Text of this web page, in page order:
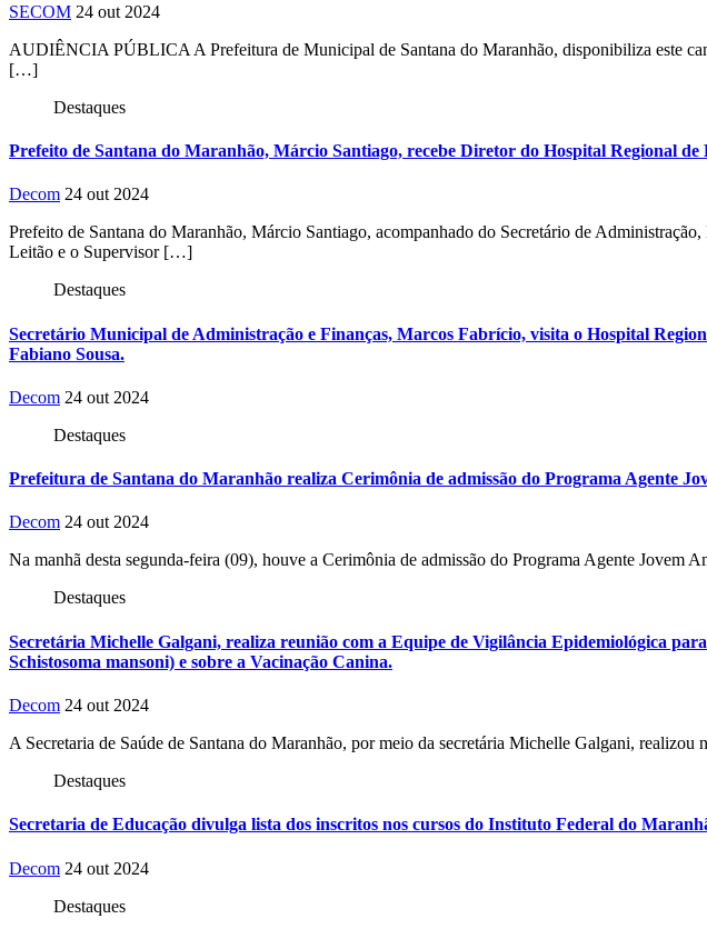
SECOM 24 out 2024
AUDIÊNCIA PÚBLICA A Prefeitura de Municipal de Santana do Maranhão, disponibiliza este
[…]
Destaques
Prefeito de Santana do Maranhão, Márcio Santiago, recebe Diretor do Hospital Regional
Decom 24 out 2024
Prefeito de Santana do Maranhão, Márcio Santiago, acompanhado do Secretário de
Leitão e o Supervisor […]
Destaques
Secretário Municipal de Administração e Finanças, Marcos Fabrício, visita o Hospital
Fabiano Sousa.
Decom 24 out 2024
Destaques
Prefeitura de Santana do Maranhão realiza Cerimônia de admissão do Programa Agente
Decom 24 out 2024
Na manhã desta segunda-feira (09), houve a Cerimônia de admissão do Programa Agente
Destaques
Secretária Michelle Galgani, realiza reunião com a Equipe de Vigilância Epidemiológica
Schistosoma mansoni) e sobre a Vacinação Canina.
Decom 24 out 2024
A Secretaria de Saúde de Santana do Maranhão, por meio da secretária Michelle Galgani,
Destaques
Secretaria de Educação divulga lista dos inscritos nos cursos do Instituto Federal do
Decom 24 out 2024
Destaques